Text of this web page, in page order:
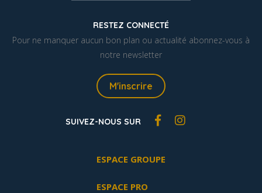
RESTEZ CONNECTÉ
Pour ne manquer aucun bon plan ou actualité abonnez-vous à
notre newsletter
M'inscrire
SUIVEZ-NOUS SUR
ESPACE GROUPE
ESPACE PRO